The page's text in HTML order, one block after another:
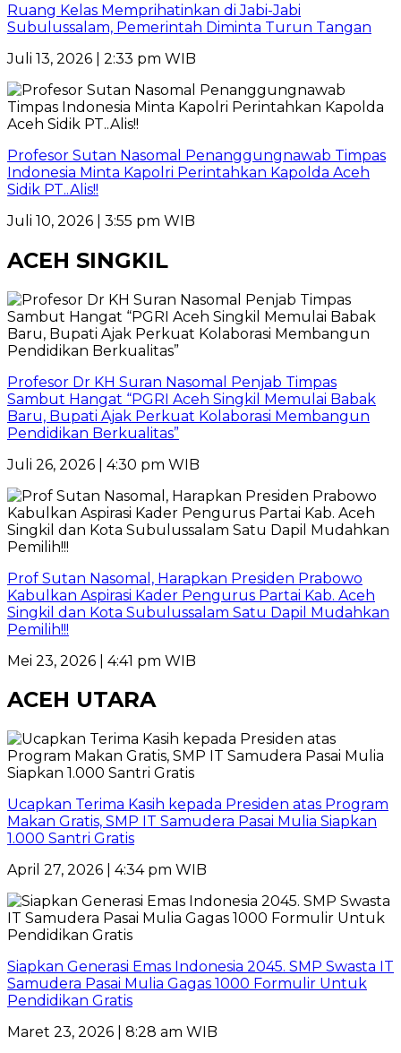
Ruang Kelas Memprihatinkan di Jabi-Jabi
Subulussalam, Pemerintah Diminta Turun Tangan
Juli 13, 2026 | 2:33 pm WIB
Profesor Sutan Nasomal Penanggungnawab Timpas
Indonesia Minta Kapolri Perintahkan Kapolda Aceh
Sidik PT..Alis!!
Juli 10, 2026 | 3:55 pm WIB
ACEH SINGKIL
Profesor Dr KH Suran Nasomal Penjab Timpas
Sambut Hangat “PGRI Aceh Singkil Memulai Babak
Baru, Bupati Ajak Perkuat Kolaborasi Membangun
Pendidikan Berkualitas”
Juli 26, 2026 | 4:30 pm WIB
Prof Sutan Nasomal, Harapkan Presiden Prabowo
Kabulkan Aspirasi Kader Pengurus Partai Kab. Aceh
Singkil dan Kota Subulussalam Satu Dapil Mudahkan
Pemilih!!!
Mei 23, 2026 | 4:41 pm WIB
ACEH UTARA
Ucapkan Terima Kasih kepada Presiden atas Program
Makan Gratis, SMP IT Samudera Pasai Mulia Siapkan
1.000 Santri Gratis
April 27, 2026 | 4:34 pm WIB
Siapkan Generasi Emas Indonesia 2045. SMP Swasta IT
Samudera Pasai Mulia Gagas 1000 Formulir Untuk
Pendidikan Gratis
Maret 23, 2026 | 8:28 am WIB